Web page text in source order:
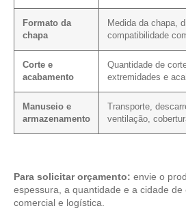
Formato da
chapa
Medida da chapa,
compatibilidade
Corte e
acabamento
Quantidade de
extremidades e
Manuseio e
armazenamento
Transporte,
ventilação,
Para solicitar orçamento: envie o
espessura, a quantidade e a cidade
comercial e logística.